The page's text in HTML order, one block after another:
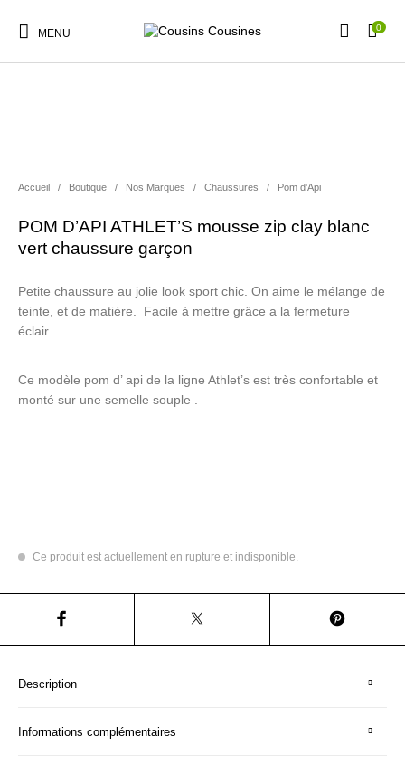
MENU 0
Vêtements Garçons Accessoires
Accueil / Boutique / Nos Marques / Chaussures / Pom d'Api
POM D’API ATHLET’S mousse zip clay blanc
vert chaussure garçon
Petite chaussure au jolie look sport chic. On aime le mélange de
teinte, et de matière. Facile à mettre grâce a la fermeture
éclair.
Ce modèle pom d’ api de la ligne Athlet’s est très confortable et
monté sur une semelle souple .
Ce produit est actuellement en rupture et indisponible.
Description
Informations complémentaires